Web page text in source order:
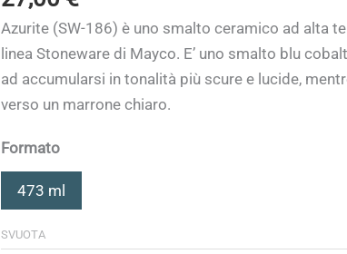
Azurite (SW-186) è uno smalto ceramico ad alta
linea Stoneware di Mayco. E’ uno smalto blu
ad accumularsi in tonalità più scure e lucide,
verso un marrone chiaro.
Formato
473 ml
SVUOTA